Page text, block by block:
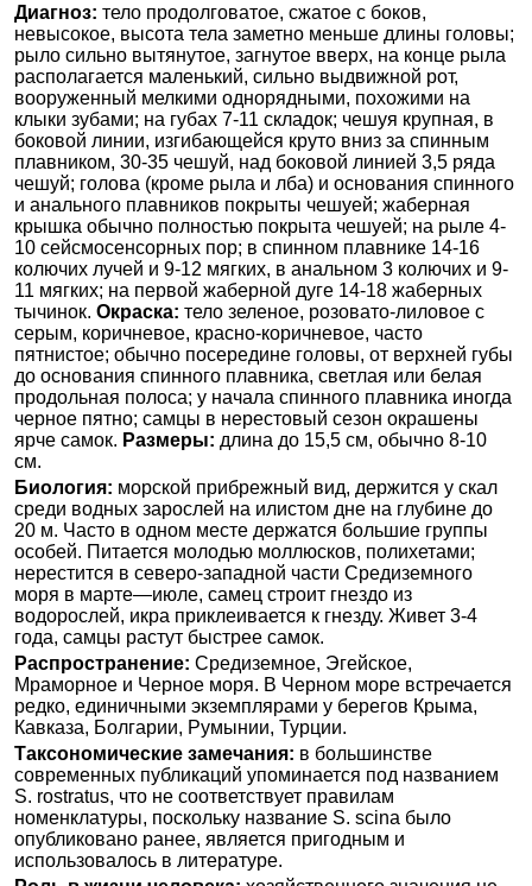
Диагноз: тело продолговатое, сжатое с боков,
невысокое, высота тела заметно меньше длины головы;
рыло сильно вытянутое, загнутое вверх, на конце рыла
располагается маленький, сильно выдвижной рот,
вооруженный мелкими однорядными, похожими на
клыки зубами; на губах 7-11 складок; чешуя крупная, в
боковой линии, изгибающейся круто вниз за спинным
плавником, 30-35 чешуй, над боковой линией 3,5 ряда
чешуй; голова (кроме рыла и лба) и основания спинного
и анального плавников покрыты чешуей; жаберная
крышка обычно полностью покрыта чешуей; на рыле 4-
10 сейсмосенсорных пор; в спинном плавнике 14-16
колючих лучей и 9-12 мягких, в анальном 3 колючих и 9-
11 мягких; на первой жаберной дуге 14-18 жаберных
тычинок. Окраска: тело зеленое, розовато-лиловое с
серым, коричневое, красно-коричневое, часто
пятнистое; обычно посередине головы, от верхней губы
до основания спинного плавника, светлая или белая
продольная полоса; у начала спинного плавника иногда
черное пятно; самцы в нерестовый сезон окрашены
ярче самок. Размеры: длина до 15,5 см, обычно 8-10
см.
Биология: морской прибрежный вид, держится у скал
среди водных зарослей на илистом дне на глубине до
20 м. Часто в одном месте держатся большие группы
особей. Питается молодью моллюсков, полихетами;
нерестится в северо-западной части Средиземного
моря в марте—июле, самец строит гнездо из
водорослей, икра приклеивается к гнезду. Живет 3-4
года, самцы растут быстрее самок.
Распространение: Средиземное, Эгейское,
Мраморное и Черное моря. В Черном море встречается
редко, единичными экземплярами у берегов Крыма,
Кавказа, Болгарии, Румынии, Турции.
Таксономические замечания: в большинстве
современных публикаций упоминается под названием
S. rostratus, что не соответствует правилам
номенклатуры, поскольку название S. scina было
опубликовано ранее, является пригодным и
использовалось в литературе.